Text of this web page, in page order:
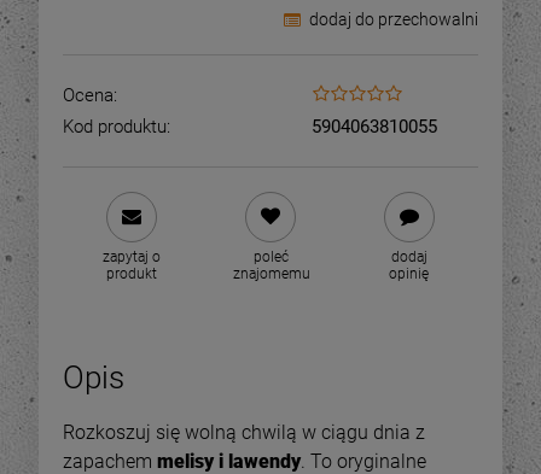
dodaj do przechowalni
Ocena:
Kod produktu:
5904063810055
zapytaj o
produkt
poleć
znajomemu
dodaj
opinię
Opis
Rozkoszuj się wolną chwilą w ciągu dnia z
zapachem melisy i lawendy . To oryginalne